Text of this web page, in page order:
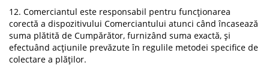
12. Comerciantul este responsabil pentru funcționarea
corectă a dispozitivului Comerciantului atunci când încasează
suma plătită de Cumpărător, furnizând suma exactă, și
efectuând acțiunile prevăzute în regulile metodei specifice de
colectare a plăților.